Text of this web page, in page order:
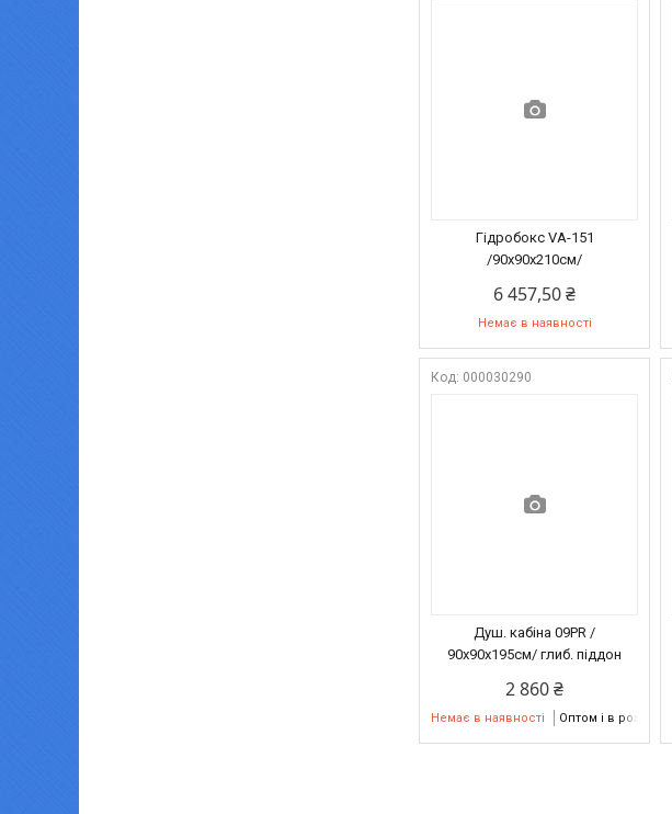
Гідробокс VA-151
/90х90х210см/
6 457,50 ₴
Немає в наявності
000030290
Душ. кабіна 09PR /
90х90х195см/ глиб. піддон
2 860 ₴
Немає в наявності Оптом і в роздріб